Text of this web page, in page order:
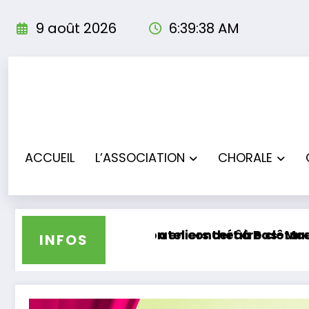
9 août 2026 6:39:39 AM
ACCUEIL L’ASSOCIATION CHORALE
INFOS
à Bas-Mauco
théâtre clôturent leur saison sous les
Les